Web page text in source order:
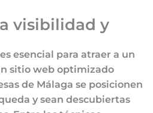
visibilidad y
esencial para atraer a un
sitio web optimizado
de Málaga se posicionen
y sean descubiertas